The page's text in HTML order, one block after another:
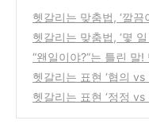
헷갈리는 맞춤법, ‘깔끔
알아두자
(11)
헷갈리는 맞춤법, ‘몇
은?
(0)
“왠일이야?”는 틀린 말!
로 알기
(6)
헷갈리는 표현 ‘협의 vs
(4)
헷갈리는 표현 ‘정정 vs